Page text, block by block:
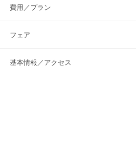
費用／プラン
フェア
基本情報／アクセス